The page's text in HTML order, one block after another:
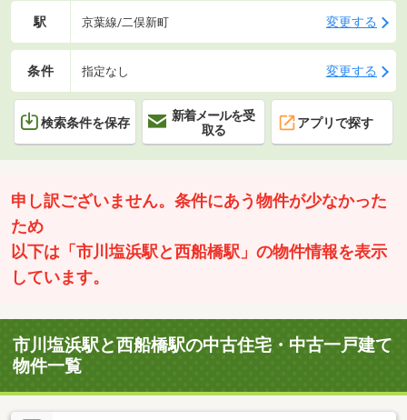
駅 京葉線/二俣新町 変更する
条件 指定なし 変更する
検索条件を保存
新着メールを受
取る
アプリで探す
申し訳ございません。条件にあう物件が少なかった
ため
以下は「市川塩浜駅と西船橋駅」の物件情報を表示
しています。
市川塩浜駅と西船橋駅の中古住宅・中古一戸建て
物件一覧